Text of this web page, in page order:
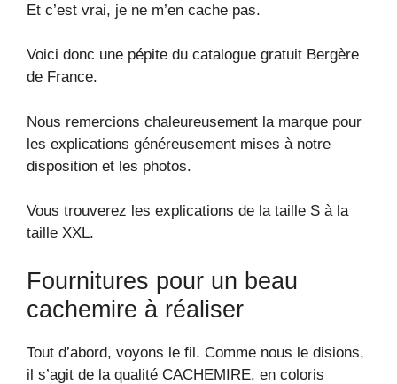
Et c’est vrai, je ne m’en cache pas.
Voici donc une pépite du catalogue gratuit Bergère
de France.
Nous remercions chaleureusement la marque pour
les explications généreusement mises à notre
disposition et les photos.
Vous trouverez les explications de la taille S à la
taille XXL.
Fournitures pour un beau
cachemire à réaliser
Tout d’abord, voyons le fil. Comme nous le disions,
il s’agit de la qualité CACHEMIRE, en coloris